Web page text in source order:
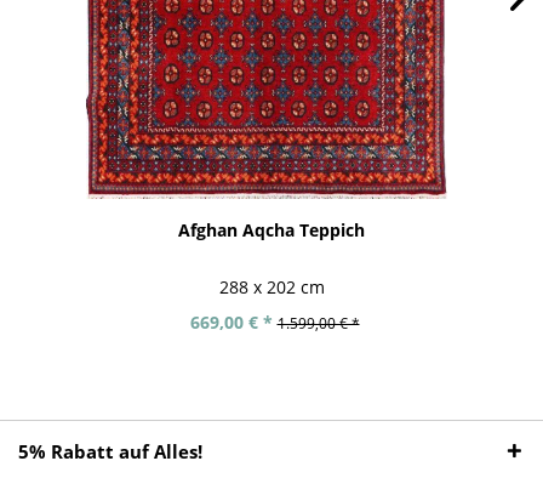
Afghan Aqcha Teppich
288 x 202 cm
669,00 € * 1.599,00 € *
5% Rabatt auf Alles!